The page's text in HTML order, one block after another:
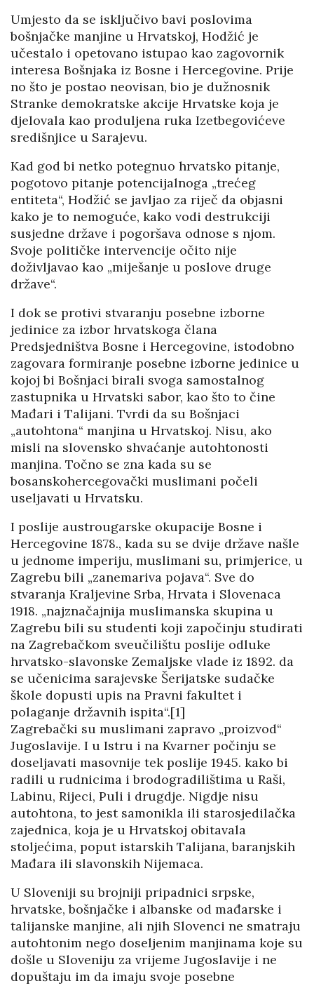
Umjesto da se isključivo bavi poslovima
bošnjačke manjine u Hrvatskoj, Hodžić je
učestalo i opetovano istupao kao zagovornik
interesa Bošnjaka iz Bosne i Hercegovine. Prije
no što je postao neovisan, bio je dužnosnik
Stranke demokratske akcije Hrvatske koja je
djelovala kao produljena ruka Izetbegovićeve
središnjice u Sarajevu.
Kad god bi netko potegnuo hrvatsko pitanje,
pogotovo pitanje potencijalnoga „trećeg
entiteta“, Hodžić se javljao za riječ da objasni
kako je to nemoguće, kako vodi destrukciji
susjedne države i pogoršava odnose s njom.
Svoje političke intervencije očito nije
doživljavao kao „miješanje u poslove druge
države“.
I dok se protivi stvaranju posebne izborne
jedinice za izbor hrvatskoga člana
Predsjedništva Bosne i Hercegovine, istodobno
zagovara formiranje posebne izborne jedinice u
kojoj bi Bošnjaci birali svoga samostalnog
zastupnika u Hrvatski sabor, kao što to čine
Mađari i Talijani. Tvrdi da su Bošnjaci
„autohtona“ manjina u Hrvatskoj. Nisu, ako
misli na slovensko shvaćanje autohtonosti
manjina. Točno se zna kada su se
bosanskohercegovački muslimani počeli
useljavati u Hrvatsku.
I poslije austrougarske okupacije Bosne i
Hercegovine 1878., kada su se dvije države našle
u jednome imperiju, muslimani su, primjerice, u
Zagrebu bili „zanemariva pojava“. Sve do
stvaranja Kraljevine Srba, Hrvata i Slovenaca
1918. „najznačajnija muslimanska skupina u
Zagrebu bili su studenti koji započinju studirati
na Zagrebačkom sveučilištu poslije odluke
hrvatsko-slavonske Zemaljske vlade iz 1892. da
se učenicima sarajevske Šerijatske sudačke
škole dopusti upis na Pravni fakultet i
polaganje državnih ispita“.[1]
Zagrebački su muslimani zapravo „proizvod“
Jugoslavije. I u Istru i na Kvarner počinju se
doseljavati masovnije tek poslije 1945. kako bi
radili u rudnicima i brodogradilištima u Raši,
Labinu, Rijeci, Puli i drugdje. Nigdje nisu
autohtona, to jest samonikla ili starosjedilačka
zajednica, koja je u Hrvatskoj obitavala
stoljećima, poput istarskih Talijana, baranjskih
Mađara ili slavonskih Nijemaca.
U Sloveniji su brojniji pripadnici srpske,
hrvatske, bošnjačke i albanske od mađarske i
talijanske manjine, ali njih Slovenci ne smatraju
autohtonim nego doseljenim manjinama koje su
došle u Sloveniju za vrijeme Jugoslavije i ne
dopuštaju im da imaju svoje posebne